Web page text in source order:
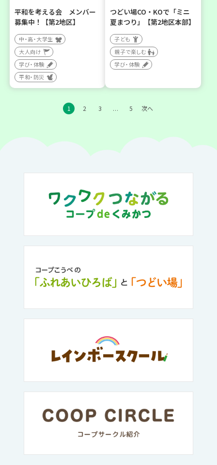
平和を考える会 メンバー
募集中！【第2地区】
中・高・大学生
大人向け
学び・体験
平和・防災
つどい場CO・KOで「ミニ
夏まつり」【第2地区本部】
子ども
親子で楽しむ
学び・体験
1 2 3 … 5 次へ